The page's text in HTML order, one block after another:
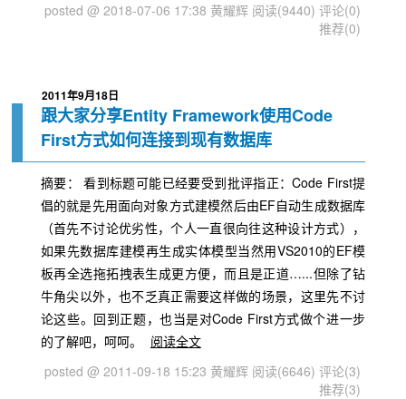
posted @ 2018-07-06 17:38 黄耀辉 阅读(9440) 评论(0)
推荐(0)
2011年9月18日
跟大家分享Entity Framework使用Code
First方式如何连接到现有数据库
摘要： 看到标题可能已经要受到批评指正：Code First提
倡的就是先用面向对象方式建模然后由EF自动生成数据库
（首先不讨论优劣性，个人一直很向往这种设计方式），
如果先数据库建模再生成实体模型当然用VS2010的EF模
板再全选拖拓拽表生成更方便，而且是正道…...但除了钻
牛角尖以外，也不乏真正需要这样做的场景，这里先不讨
论这些。回到正题，也当是对Code First方式做个进一步
的了解吧，呵呵。
阅读全文
posted @ 2011-09-18 15:23 黄耀辉 阅读(6646) 评论(3)
推荐(3)